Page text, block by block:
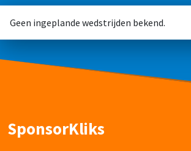
Geen ingeplande wedstrijden bekend.
SponsorKliks